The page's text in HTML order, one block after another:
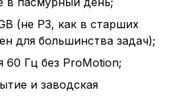
(не P3, как в старших
для большинства задач);
60 Гц без ProMotion;
и заводская